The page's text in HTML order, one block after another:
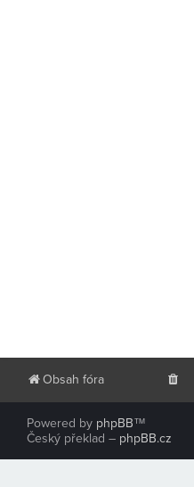
Obsah fóra
Powered by phpBB™
Český překlad – phpBB.cz